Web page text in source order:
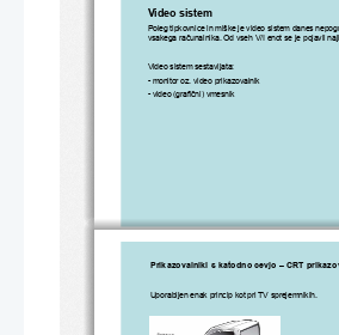
Video sistem
Poleg tipkovnice in miške je video sistem danes
vsakega računalnika. Od vseh V/I enot se je pojavil
Video sistem sestavljata:
- monitor oz. video prikazovalnik
- video (grafični) vmesnik
Prikazovalniki s katodno cevjo – CRT
Uporabljen enak princip kot pri TV sprejemnikih.